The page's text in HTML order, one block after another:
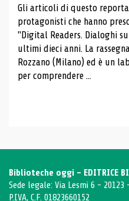
Gli articoli di questo
protagonisti che hanno
"Digital Readers. Dialoghi
ultimi dieci anni. La
Rozzano (Milano) ed è un
per comprendere ...
Biblioteche oggi - EDITRICE
Sede legale: Via Lesmi 6 - 20123
P.IVA, C.F. 01823660152